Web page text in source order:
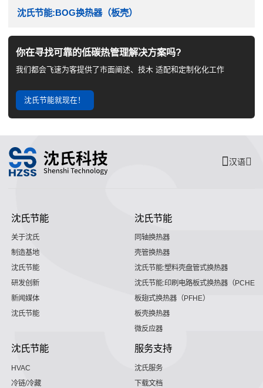
沈氏节能:BOG换热器（板壳）
你在寻找可靠的低碳热管理解决方案吗?
我们都会飞速为客提供了市面阐述、技木 适配和定制化化工作
沈氏节能就现在！
汉语
沈氏节能
关于沈氏
制造基地
沈氏节能
研发创新
新闻媒体
沈氏节能
沈氏节能
同轴换热器
壳管换热器
沈氏节能:塑料壳盘管式换热器
沈氏节能:印刷电路板式换热器（PCHE）
板翅式换热器（PFHE）
板壳换热器
微反应器
沈氏节能
HVAC
冷链/冷藏
服务支持
沈氏服务
下载文档